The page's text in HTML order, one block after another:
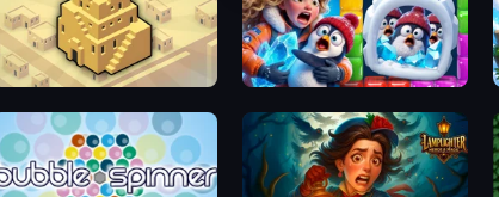
City Blocks Captain Blast